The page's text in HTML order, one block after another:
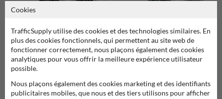
Kit de supports de fixation gris (2
pièces)
Kit de supports de fixation en alu
(2 pièces) 40x40mm
Cookies
TrafficSupply utilise des cookies et des technologies similaires. En
plus des cookies fonctionnels, qui permettent au site web de
fonctionner correctement, nous plaçons également des cookies
analytiques pour vous offrir la meilleure expérience utilisateur
possible.
Nous plaçons également des cookies marketing et des identifiants
publicitaires mobiles, que nous et des tiers utilisons pour afficher